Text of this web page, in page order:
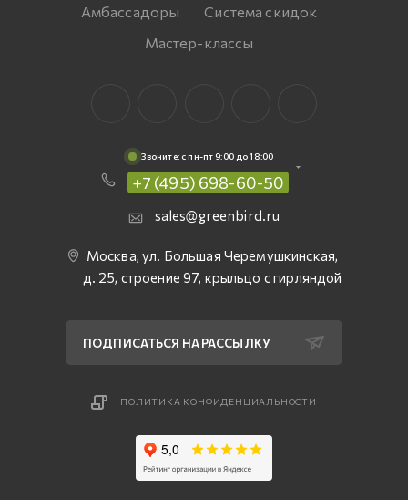
Амбассадоры
Система скидок
Мастер-классы
Звоните: c пн-пт 9:00 до 18:00
+7 (495) 698-60-50
sales@greenbird.ru
Москва, ул. Большая Черемушкинская,
д. 25, строение 97, крыльцо с гирляндой
ПОДПИСАТЬСЯ НА РАССЫЛКУ
ПОЛИТИКА КОНФИДЕНЦИАЛЬНОСТИ